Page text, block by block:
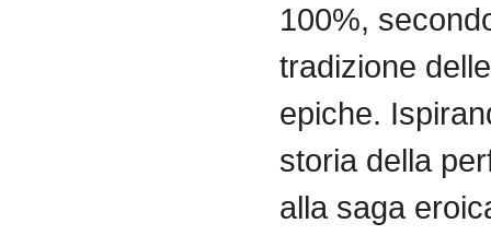
100%,
tradizione
epiche.
storia della
alla saga